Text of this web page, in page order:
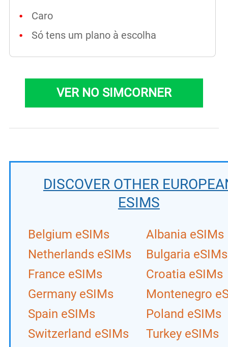
Caro
Só tens um plano à escolha
VER NO SIMCORNER
DISCOVER OTHER
ESIMS
Belgium eSIMs
Netherlands eSIMs
France eSIMs
Germany eSIMs
Spain eSIMs
Switzerland eSIMs
Albania eSIMs
Bulgaria eSIMs
Croatia eSIMs
Montenegro
Poland eSIMs
Turkey eSIMs